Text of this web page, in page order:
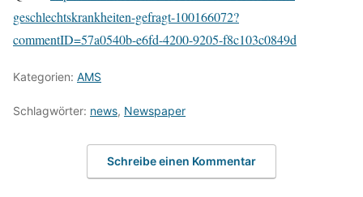
geschlechtskrankheiten-gefragt-100166072?
commentID=57a0540b-e6fd-4200-9205-f8c103c0849d
Kategorien: AMS
Schlagwörter: news, Newspaper
Schreibe einen Kommentar